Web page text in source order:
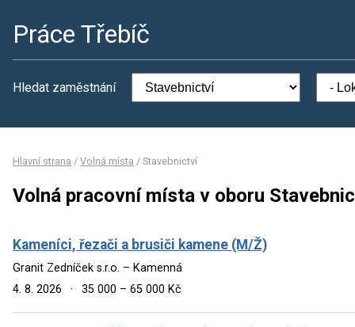
Práce Třebíč
Hledat zaměstnání
Hlavní strana / Volná místa / Stavebnictví
Volná pracovní místa v oboru
Kameníci, řezači a brusiči kamene (M/Ž)
Granit Zedníček s.r.o. – Kamenná
4. 8. 2026
· 35 000 – 65 000 Kč